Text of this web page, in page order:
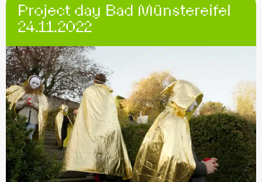
Project day Bad Münstereifel
24.11.2022